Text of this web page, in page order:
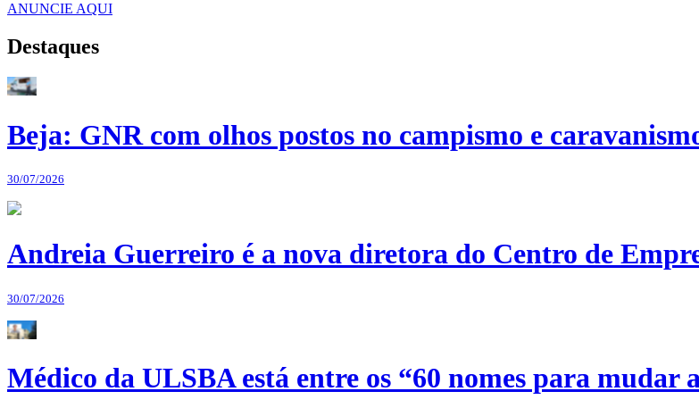
ANUNCIE AQUI
Destaques
Beja: GNR com olhos postos no campismo e
30/07/2026
Andreia Guerreiro é a nova diretora do Centro de
30/07/2026
Médico da ULSBA está entre os “60 nomes para mudar